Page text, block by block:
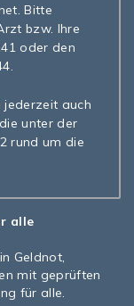
Bitte
bzw. Ihre
oder den
jederzeit auch
unter der
rund um die
alle
Geldnot,
mit geprüften
für alle.